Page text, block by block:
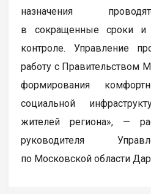
назначения
в сокращенные сроки и
контроле. Управление
работу с Правительством
формирования
социальной
жителей региона», —
руководителя
по Московской области